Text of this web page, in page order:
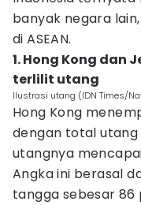
banyak negara
di ASEAN.
1. Hong Kong dan
terlilit utang
Ilustrasi utang (IDN Times/
Hong Kong
dengan total
utangnya
Angka ini berasal
tangga sebesar 86